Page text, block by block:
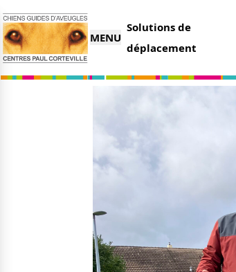
MENU
Solutions de
déplacement
L’association
Qui sommes-nous ?
Nos partenaires
Actualités
Nos remises
Nos dernières actus